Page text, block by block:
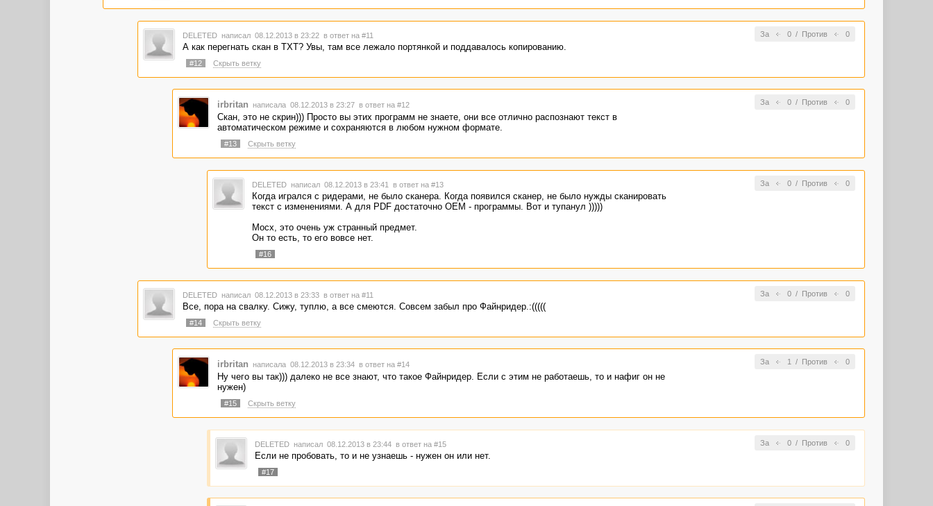
За 0/ Против 0
DELETED написал 08.12.2013 в 23:22 в ответ на #11
А как перегнать скан в ТХТ? Увы, там все лежало портянкой и поддавалось копированию.
#12 Скрыть ветку
За 0/ Против 0
irbritan написала 08.12.2013 в 23:27 в ответ на #12
Скан, это не скрин))) Просто вы этих программ не знаете, они все отлично распознают текст в
автоматическом режиме и сохраняются в любом нужном формате.
#13 Скрыть ветку
За 0/ Против 0
DELETED написал 08.12.2013 в 23:41 в ответ на #13
Когда игрался с ридерами, не было сканера. Когда появился сканер, не было нужды сканировать
текст с изменениями. А для PDF достаточно ОЕМ - программы. Вот и тупанул )))))
Мосх, это очень уж странный предмет.
Он то есть, то его вовсе нет.
#16
За 0/ Против 0
DELETED написал 08.12.2013 в 23:33 в ответ на #11
Все, пора на свалку. Сижу, туплю, а все смеются. Совсем забыл про Файнридер.:(((((
#14 Скрыть ветку
За 1 / Против 0
irbritan написала 08.12.2013 в 23:34 в ответ на #14
Ну чего вы так))) далеко не все знают, что такое Файнридер. Если с этим не работаешь, то и нафиг он не
нужен)
#15 Скрыть ветку
За 0/ Против 0
DELETED написал 08.12.2013 в 23:44 в ответ на #15
Если не пробовать, то и не узнаешь - нужен он или нет.
#17